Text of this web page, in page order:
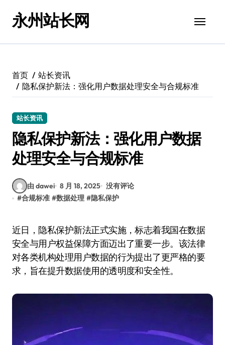
永州站长网
首页
站长资讯
隐私保护新法：强化用户数据处理安全与合规标准
站长资讯
隐私保护新法：强化用户数据
处理安全与合规标准
由 dawei 8 月 18, 2025 没有评论
#合规标准 #数据处理 #隐私保护
近日，隐私保护新法正式实施，标志着我国在数据
安全与用户权益保障方面迈出了重要一步。该法律
对各类机构处理用户数据的行为提出了更严格的要
求，旨在提升数据使用的透明度和安全性。